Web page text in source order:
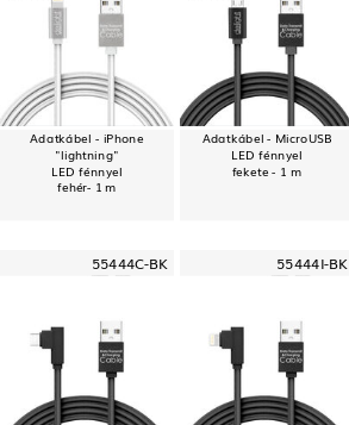
Adatkábel - iPhone
"lightning"
LED fénnyel
fehér- 1 m
Adatkábel - MicroUSB
LED fénnyel
fekete - 1 m
55444C-BK 55444I-BK